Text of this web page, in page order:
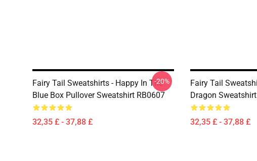
Fairy Tail Sweatshirts - Happy In The
Blue Box Pullover Sweatshirt RB0607
32,35 £ - 37,88 £
-20%
Fairy Tail
Dragon
32,35 £ - 37,88 £